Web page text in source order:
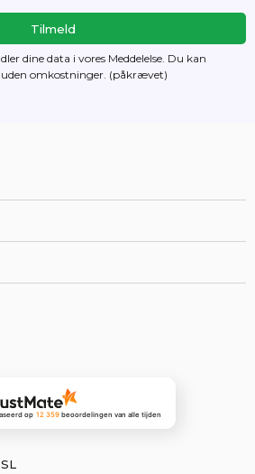
dine data i vores Meddelelse. Du kan
uden omkostninger. (påkrævet)
op 12 359 beoordelingenvan alle tijden